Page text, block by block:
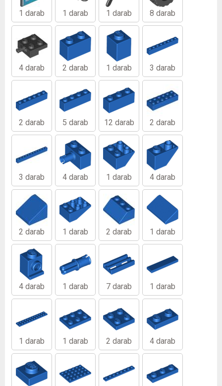
1 darab 1 darab 1 darab 8 darab
4 darab 2 darab 1 darab 3 darab
2 darab 5 darab 12 darab 2 darab
3 darab 4 darab 1 darab 4 darab
2 darab 1 darab 2 darab 1 darab
4 darab 1 darab 7 darab 1 darab
1 darab 1 darab 2 darab 4 darab